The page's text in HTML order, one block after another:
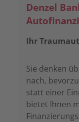
Denzel
Ihr
Sie denken
nach,
statt einer
bietet Ihnen